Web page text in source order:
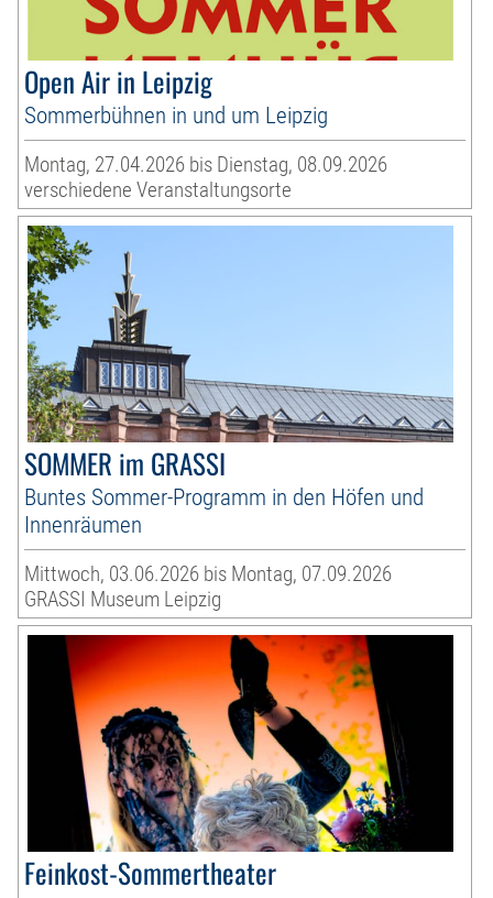
Open Air in Leipzig
Sommerbühnen in und um Leipzig
Montag, 27.04.2026 bis Dienstag, 08.09.2026
verschiedene Veranstaltungsorte
SOMMER im GRASSI
Buntes Sommer-Programm in den Höfen und
Innenräumen
Mittwoch, 03.06.2026 bis Montag, 07.09.2026
GRASSI Museum Leipzig
Feinkost-Sommertheater